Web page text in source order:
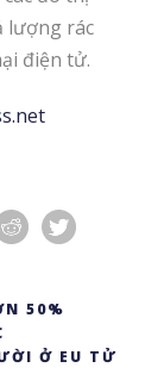
lượng rác
điện tử.
50%
Ở EU TỬ